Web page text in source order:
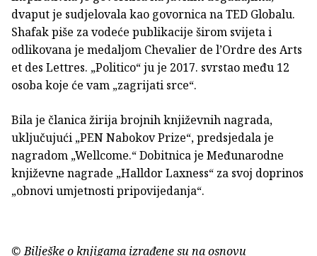
dvaput je sudjelovala kao govornica na TED Globalu.
Shafak piše za vodeće publikacije širom svijeta i
odlikovana je medaljom Chevalier de l’Ordre des Arts
et des Lettres. „Politico“ ju je 2017. svrstao među 12
osoba koje će vam „zagrijati srce“.
Bila je članica žirija brojnih književnih nagrada,
uključujući „PEN Nabokov Prize“, predsjedala je
nagradom „Wellcome.“ Dobitnica je Međunarodne
književne nagrade „Halldor Laxness“ za svoj doprinos
„obnovi umjetnosti pripovijedanja“.
© Bilješke o knjigama izrađene su na osnovu